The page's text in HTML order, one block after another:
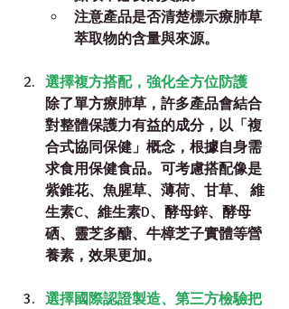
注意產品是否清楚標示療肺草
萃取物的含量與來源。
選擇複方搭配，強化全方位防護
除了單方療肺草，許多產品會結合
對整體保護力有益的成分，以「複
合式協同保健」概念，根據自身需
求食用保健食品。可考慮搭配像是
紫錐花、魚腥草、薄荷、甘草、 維
生素C、維生素D、酵母鋅、酵母
硒、靈芝多醣、牛樟芝子實體等營
養素，效果更加。
選擇國際認證製造、第三方檢驗把